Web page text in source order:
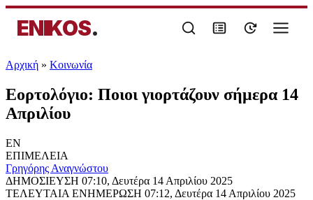
ENIKOS.
Αρχική » Κοινωνία
Εορτολόγιο: Ποιοι γιορτάζουν σήμερα 14
Απριλίου
EN
ΕΠΙΜΕΛΕΙΑ
Γρηγόρης Αναγνώστου
ΔΗΜΟΣΙΕΥΣΗ 07:10, Δευτέρα 14 Απριλίου 2025
ΤΕΛΕΥΤΑΙΑ ΕΝΗΜΕΡΩΣΗ 07:12, Δευτέρα 14 Απριλίου 2025